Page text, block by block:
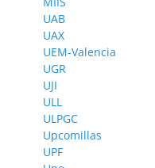
UAB
UAX
UEM-Valencia
UGR
UJI
ULL
ULPGC
Upcomillas
UPF